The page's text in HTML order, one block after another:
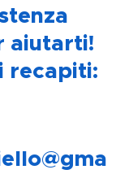
aiutarti!
recapiti: